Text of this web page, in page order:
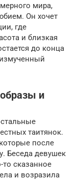
мира,
Он хочет
где
и близкая
до конца
и
таитянок.
после
Беседа девушек
сказанное
и возразила